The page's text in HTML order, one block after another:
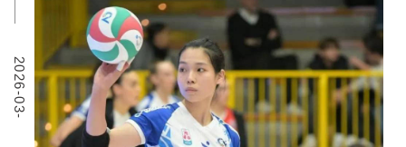
2
0
2
6
-
0
3
-
0